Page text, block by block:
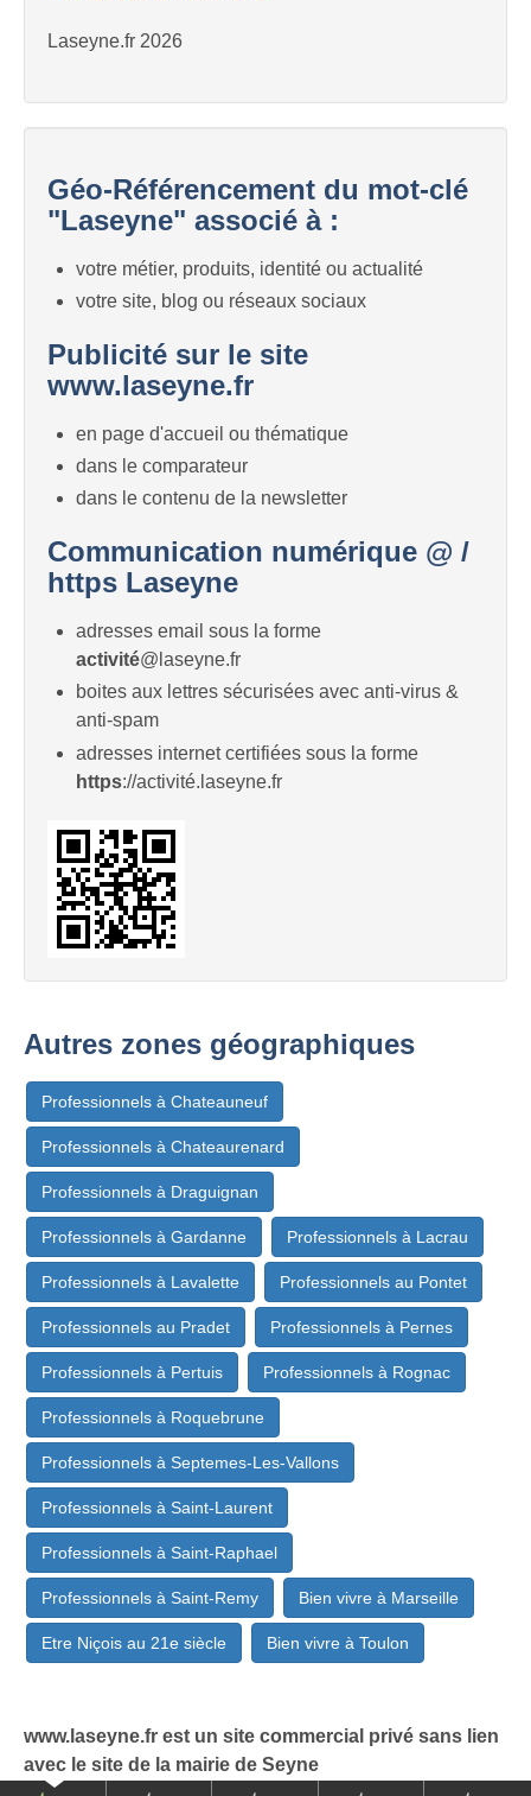
Laseyne.fr 2026
Géo-Référencement du mot-clé
"Laseyne" associé à :
votre métier, produits, identité ou actualité
votre site, blog ou réseaux sociaux
Publicité sur le site
www.laseyne.fr
en page d'accueil ou thématique
dans le comparateur
dans le contenu de la newsletter
Communication numérique @ /
https Laseyne
adresses email sous la forme
activité@laseyne.fr
boites aux lettres sécurisées avec anti-virus &
anti-spam
adresses internet certifiées sous la forme
https://activité.laseyne.fr
Autres zones géographiques
Professionnels à Chateauneuf
Professionnels à Chateaurenard
Professionnels à Draguignan
Professionnels à Gardanne Professionnels à Lacrau
Professionnels à Lavalette Professionnels au Pontet
Professionnels au Pradet Professionnels à Pernes
Professionnels à Pertuis Professionnels à Rognac
Professionnels à Roquebrune
Professionnels à Septemes-Les-Vallons
Professionnels à Saint-Laurent
Professionnels à Saint-Raphael
Professionnels à Saint-Remy Bien vivre à Marseille
Etre Niçois au 21e siècle Bien vivre à Toulon
www.laseyne.fr est un site commercial privé sans lien
avec le site de la mairie de Seyne